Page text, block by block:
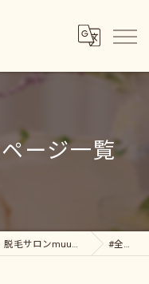
ージ一覧
大阪府貝塚のエステならフェイシャル・脱毛サロンmuumo #全身